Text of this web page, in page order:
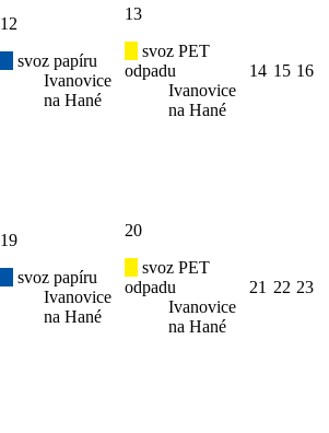
12
svoz papíru
Ivanovice
na Hané
13
svoz PET
odpadu
Ivanovice
na Hané
14 15 16
19
svoz papíru
Ivanovice
na Hané
20
svoz PET
odpadu
Ivanovice
na Hané
21 22 23